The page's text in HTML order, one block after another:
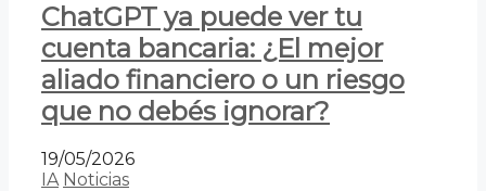
ChatGPT ya puede ver tu
cuenta bancaria: ¿El mejor
aliado financiero o un riesgo
que no debés ignorar?
19/05/2026
IA Noticias